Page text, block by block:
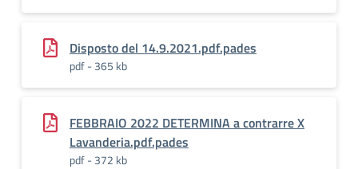
Disposto del 14.9.2021.pdf.pades
pdf - 365 kb
FEBBRAIO 2022 DETERMINA a contrarre X
Lavanderia.pdf.pades
pdf - 372 kb